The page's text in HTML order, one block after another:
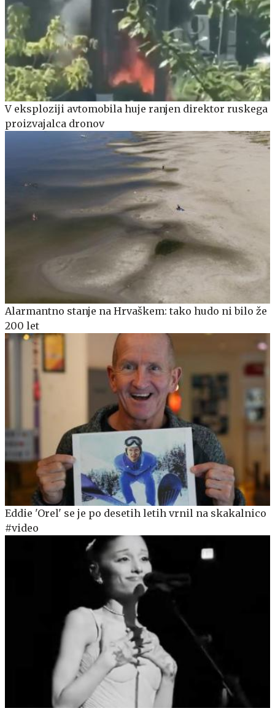
V eksploziji avtomobila huje ranjen direktor ruskega
proizvajalca dronov
Alarmantno stanje na Hrvaškem: tako hudo ni bilo že
200 let
Eddie 'Orel' se je po desetih letih vrnil na skakalnico
#video